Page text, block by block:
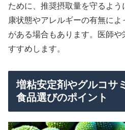
ために、推奨摂取量を守るよ
康状態やアレルギーの有無に
がある場合もあります。医師
すすめします。
増粘安定剤やグルコサ
食品選びのポイント